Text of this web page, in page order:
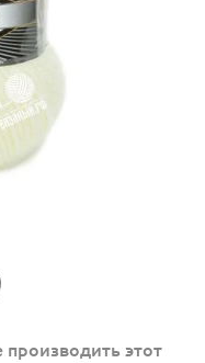
этот